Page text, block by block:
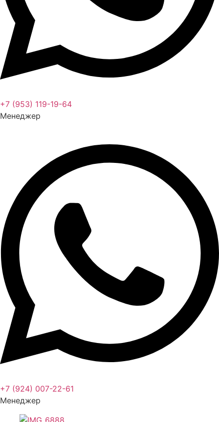
+7 (953) 119-19-64
Менеджер
+7 (924) 007-22-61
Менеджер